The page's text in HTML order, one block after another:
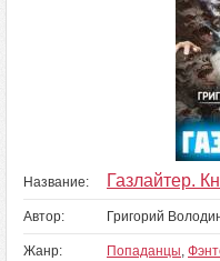
Название: Газлайтер.
Автор: Григорий
Жанр: Попаданцы,